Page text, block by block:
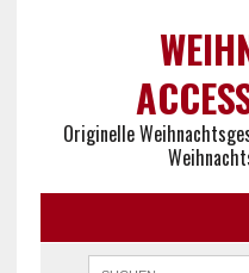
Originelle